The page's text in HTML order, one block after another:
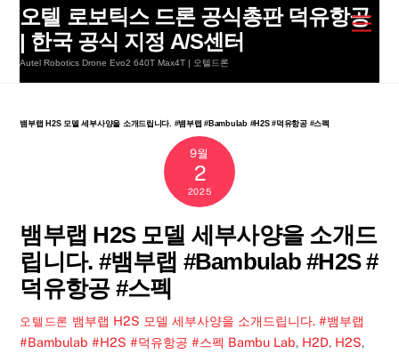
Skip
content
오텔 로보틱스 드론 공식총판 덕유항공
| 한국 공식 지정 A/S센터
Autel Robotics Drone Evo2 640T Max4T | 오텔드론
뱀부랩 H2S 모델 세부사양을 소개드립니다. #뱀부랩 #Bambulab #H2S #덕유항공 #스펙
9월
2
2025
뱀부랩 H2S 모델 세부사양을 소개드
립니다. #뱀부랩 #Bambulab #H2S #
덕유항공 #스펙
오텔드론 뱀부랩 H2S 모델 세부사양을 소개드립니다. #뱀부랩
#Bambulab #H2S #덕유항공 #스펙 Bambu Lab, H2D, H2S,